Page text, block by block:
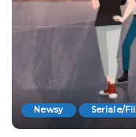
Newsy Seriale/